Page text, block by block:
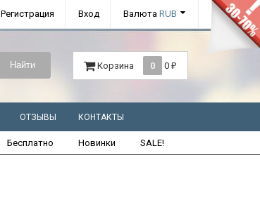
Регистрация Вход Валюта RUB
Найти Корзина 0 0 ₽
ОТЗЫВЫ КОНТАКТЫ
Бесплатно Новинки SALE!